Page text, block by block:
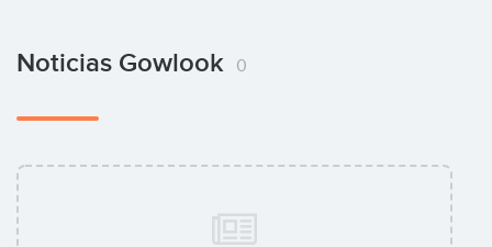
Noticias Gowlook 0